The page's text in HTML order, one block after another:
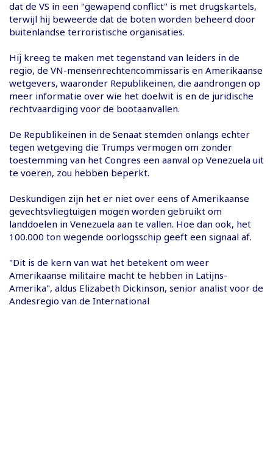
dat de VS in een "gewapend conflict" is met drugskartels,
terwijl hij beweerde dat de boten worden beheerd door
buitenlandse terroristische organisaties.
Hij kreeg te maken met tegenstand van leiders in de
regio, de VN-mensenrechtencommissaris en Amerikaanse
wetgevers, waaronder Republikeinen, die aandrongen op
meer informatie over wie het doelwit is en de juridische
rechtvaardiging voor de bootaanvallen.
De Republikeinen in de Senaat stemden onlangs echter
tegen wetgeving die Trumps vermogen om zonder
toestemming van het Congres een aanval op Venezuela uit
te voeren, zou hebben beperkt.
Deskundigen zijn het er niet over eens of Amerikaanse
gevechtsvliegtuigen mogen worden gebruikt om
landdoelen in Venezuela aan te vallen. Hoe dan ook, het
100.000 ton wegende oorlogsschip geeft een signaal af.
"Dit is de kern van wat het betekent om weer
Amerikaanse militaire macht te hebben in Latijns-
Amerika", aldus Elizabeth Dickinson, senior analist voor de
Andesregio van de International